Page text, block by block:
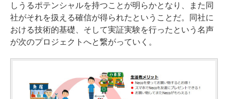
しうるポテンシャルを持つことが明らかとなり、また同
社がそれを扱える確信が得られたということだ。同社に
おける技術的基礎、そして実証実験を行ったという名声
が次のプロジェクトへと繋がっていく。